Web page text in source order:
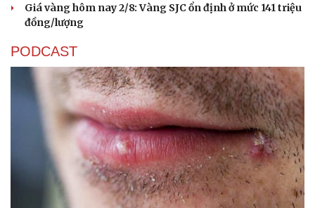
Giá vàng hôm nay 2/8: Vàng SJC ổn định ở mức 141 triệu
đồng/lượng
PODCAST